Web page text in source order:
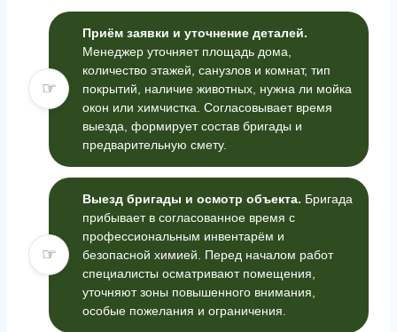
☞
Приём заявки и уточнение деталей.
Менеджер уточняет площадь дома,
количество этажей, санузлов и комнат, тип
покрытий, наличие животных, нужна ли мойка
окон или химчистка. Согласовывает время
выезда, формирует состав бригады и
предварительную смету.
☞
Выезд бригады и осмотр объекта. Бригада
прибывает в согласованное время с
профессиональным инвентарём и
безопасной химией. Перед началом работ
специалисты осматривают помещения,
уточняют зоны повышенного внимания,
особые пожелания и ограничения.